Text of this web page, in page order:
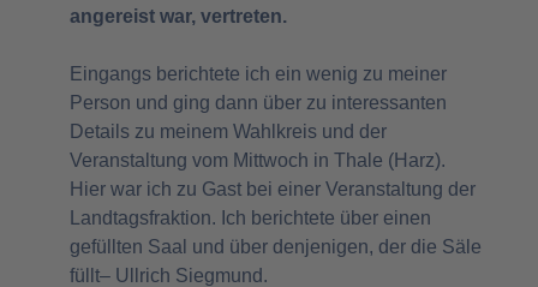
angereist war, vertreten.
Eingangs berichtete ich ein wenig zu meiner
Person und ging dann über zu interessanten
Details zu meinem Wahlkreis und der
Veranstaltung vom Mittwoch in Thale (Harz).
Hier war ich zu Gast bei einer Veranstaltung der
Landtagsfraktion. Ich berichtete über einen
gefüllten Saal und über denjenigen, der die Säle
füllt– Ullrich Siegmund.